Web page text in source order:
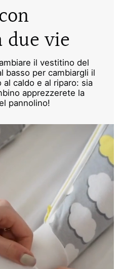
due vie
il vestitino del
basso per cambiargli il
caldo e al riparo: sia
apprezzerete la
pannolino!